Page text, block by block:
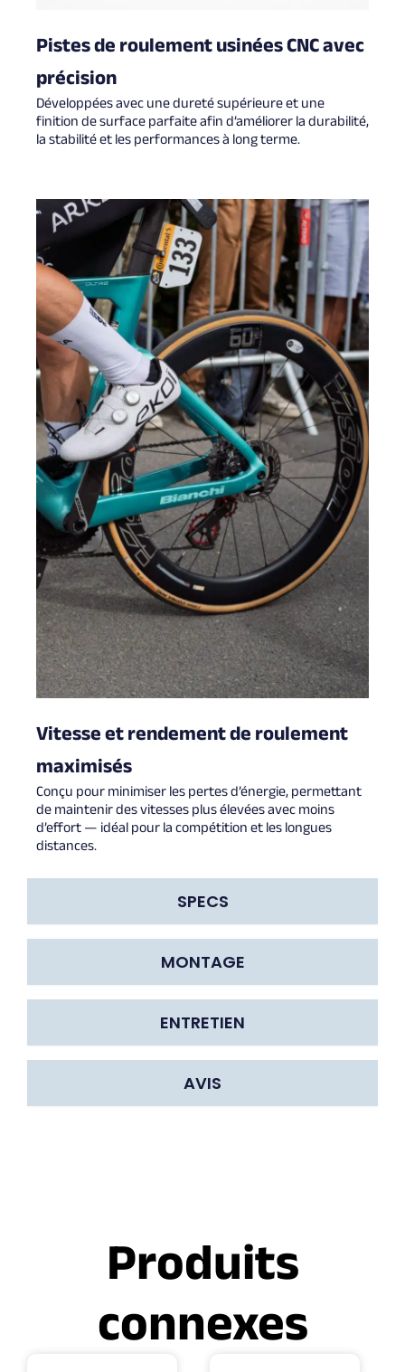
SPECS
MONTAGE
ENTRETIEN
AVIS
Pistes de roulement usinées CNC avec
précision
Développées avec une dureté supérieure et une
finition de surface parfaite afin d’améliorer la durabilité,
la stabilité et les performances à long terme.
Vitesse et rendement de roulement
maximisés
Conçu pour minimiser les pertes d’énergie, permettant
de maintenir des vitesses plus élevées avec moins
d’effort — idéal pour la compétition et les longues
distances.
Produits
connexes